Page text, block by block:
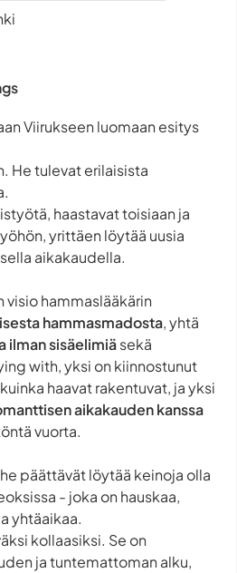
Viirukseen luomaan esitys
He tulevat erilaisista
haastavat toisiaan ja
yrittäen löytää uusia
aikakaudella.
hammaslääkärin
hammasmadosta, yhtä
ilman sisäelimiäsekä
with, yksi on kiinnostunut
haavat rakentuvat, ja yksi
aikakauden kanssa
vuorta.
päättävät löytää keinoja olla
- joka on hauskaa,
yhtäaikaa.
kollaasiksi. Se on
ja tuntemattoman alku,